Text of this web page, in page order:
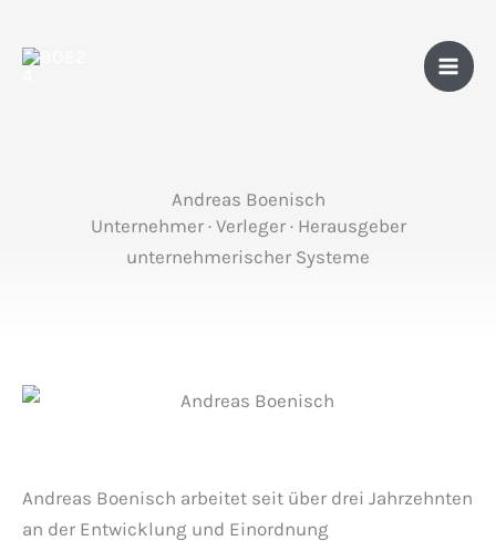
Inhalt
Andreas Boenisch
Unternehmer · Verleger · Herausgeber
unternehmerischer Systeme
Andreas Boenisch arbeitet seit über drei Jahrzehnten
an der Entwicklung und Einordnung